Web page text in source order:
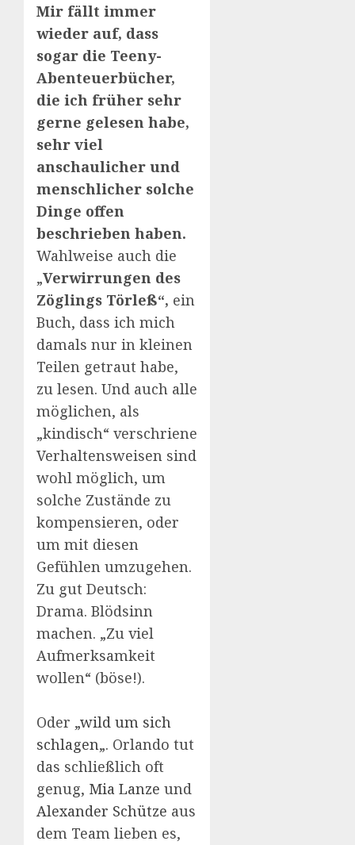
Mir fällt immer
wieder auf, dass
sogar die Teeny-
Abenteuerbücher,
die ich früher sehr
gerne gelesen habe,
sehr viel
anschaulicher und
menschlicher solche
Dinge offen
beschrieben haben.
Wahlweise auch die
„Verwirrungen des
Zöglings Törleß“, ein
Buch, dass ich mich
damals nur in kleinen
Teilen getraut habe,
zu lesen. Und auch alle
möglichen, als
„kindisch“ verschriene
Verhaltensweisen sind
wohl möglich, um
solche Zustände zu
kompensieren, oder
um mit diesen
Gefühlen umzugehen.
Zu gut Deutsch:
Drama. Blödsinn
machen. „Zu viel
Aufmerksamkeit
wollen“ (böse!).
Oder „wild um sich
schlagen„. Orlando tut
das schließlich oft
genug, Mia Lanze und
Alexander Schütze aus
dem Team lieben es,